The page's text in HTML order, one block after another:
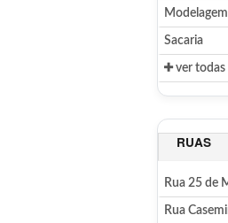
Modelagem
Sacaria
ver todas
RUAS
Rua 25 de
Rua